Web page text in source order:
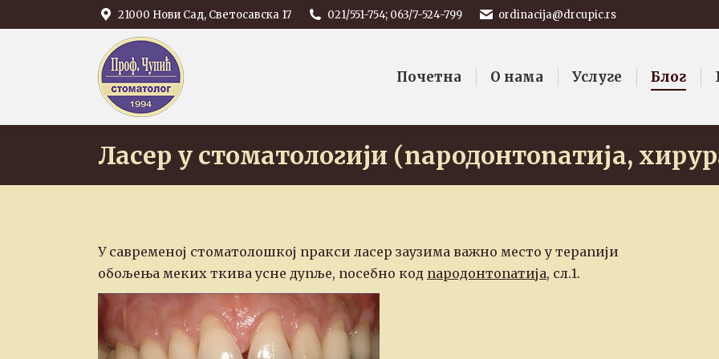
21000 Нови Сад, Светосавска 17 021/551-754; 063/7-524-799 ordinacija@drcupic.rs
Почетна О нама Услуге Блог
Ласер у стоматологији (пародонтопатија,
У савременој стоматолошкој пракси ласер заузима важно место у терапији
обољења меких ткива усне дупље, посебно код пародонтопатија, сл.1.